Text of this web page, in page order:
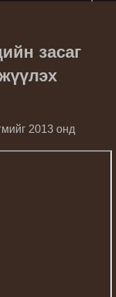
засаг
2013 онд